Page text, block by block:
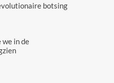
botsing
we in de